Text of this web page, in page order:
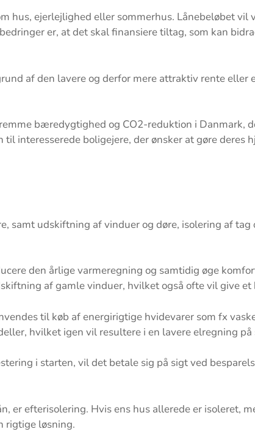
hus, ejerlejlighed eller sommerhus. Lånebeløbet vil
er, at det skal finansiere tiltag, som kan
af den lavere og derfor mere attraktiv rente eller
bæredygtighed og CO2-reduktion i Danmark,
interesserede boligejere, der ønsker at gøre deres
samt udskiftning af vinduer og døre, isolering af
den årlige varmeregning og samtidig øge
af gamle vinduer, hvilket også ofte vil give et
til køb af energirigtige hvidevarer som fx
hvilket igen vil resultere i en lavere elregning på
i starten, vil det betale sig på sigt ved
er efterisolering. Hvis ens hus allerede er isoleret,
rigtige løsning.